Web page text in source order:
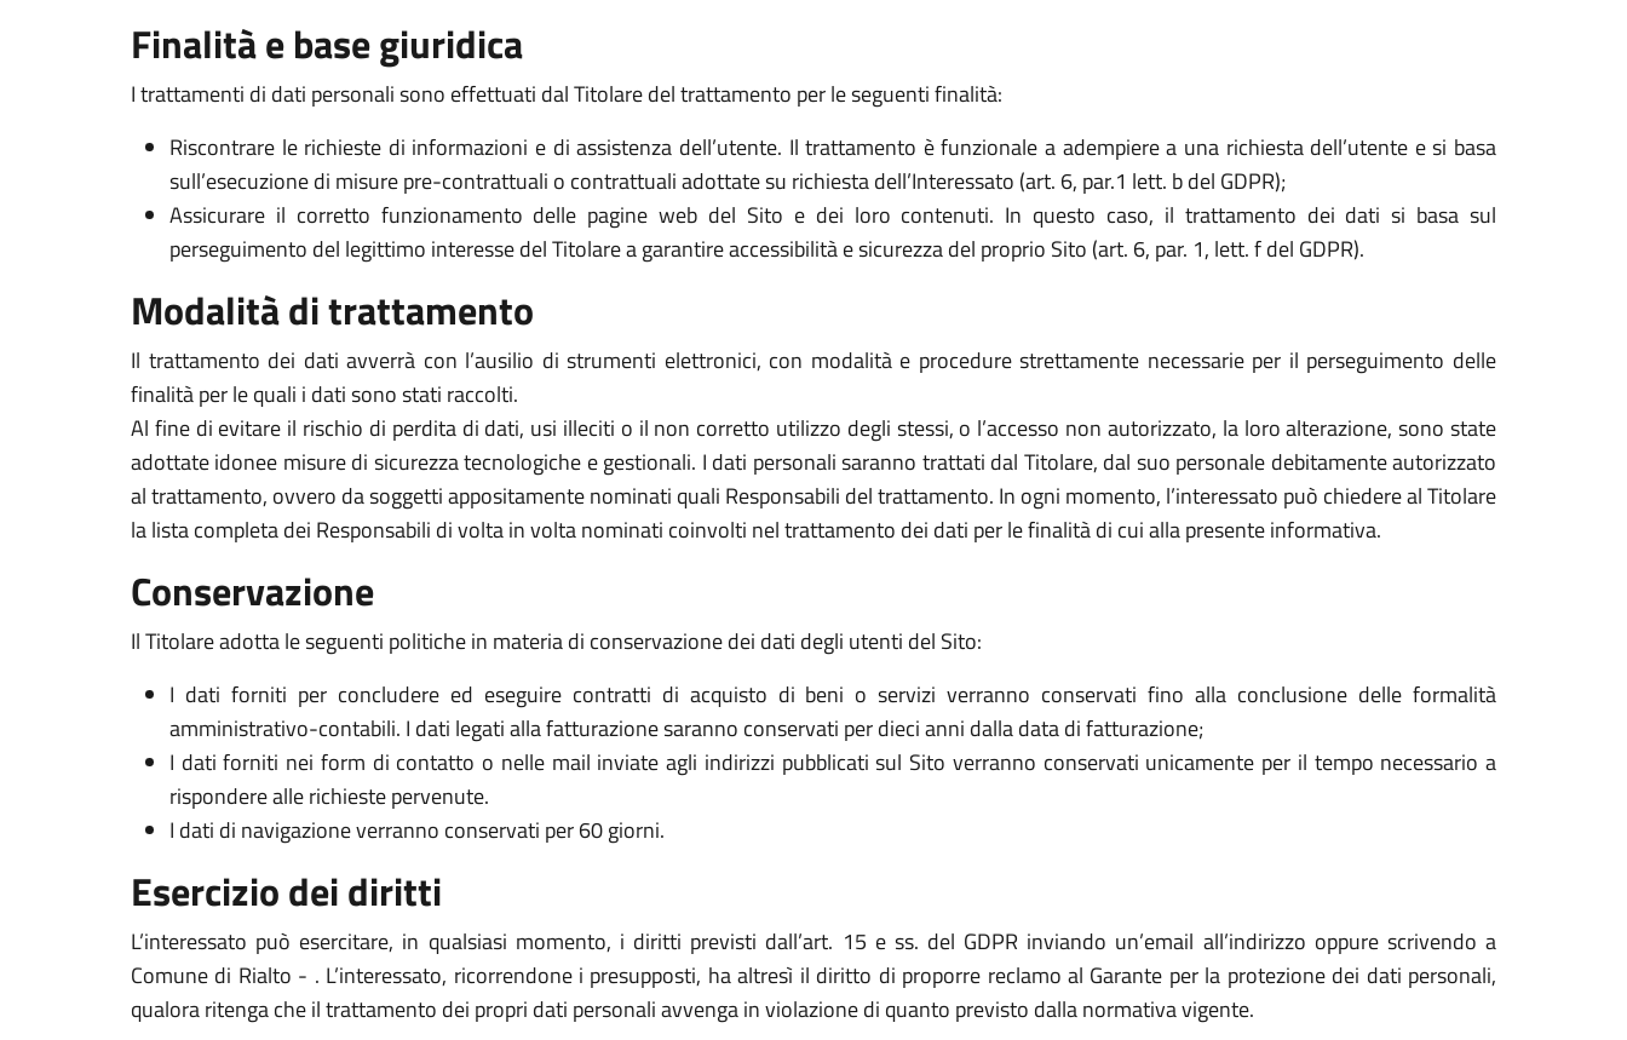
Finalità e base giuridica
I trattamenti di dati personali sono effettuati dal Titolare del trattamento per le seguenti finalità:
Riscontrare le richieste di informazioni e di assistenza dell’utente. Il trattamento è funzionale a adempiere a una richiesta dell’utente e si basa
sull’esecuzione di misure pre-contrattuali o contrattuali adottate su richiesta dell’Interessato (art. 6, par.1 lett. b del GDPR);
Assicurare il corretto funzionamento delle pagine web del Sito e dei loro contenuti. In questo caso, il trattamento dei dati si basa sul
perseguimento del legittimo interesse del Titolare a garantire accessibilità e sicurezza del proprio Sito (art. 6, par. 1, lett. f del GDPR).
Modalità di trattamento
Il trattamento dei dati avverrà con l’ausilio di strumenti elettronici, con modalità e procedure strettamente necessarie per il perseguimento delle
finalità per le quali i dati sono stati raccolti.
Al fine di evitare il rischio di perdita di dati, usi illeciti o il non corretto utilizzo degli stessi, o l’accesso non autorizzato, la loro alterazione, sono state
adottate idonee misure di sicurezza tecnologiche e gestionali. I dati personali saranno trattati dal Titolare, dal suo personale debitamente autorizzato
al trattamento, ovvero da soggetti appositamente nominati quali Responsabili del trattamento. In ogni momento, l’interessato può chiedere al Titolare
la lista completa dei Responsabili di volta in volta nominati coinvolti nel trattamento dei dati per le finalità di cui alla presente informativa.
Conservazione
Il Titolare adotta le seguenti politiche in materia di conservazione dei dati degli utenti del Sito:
I dati forniti per concludere ed eseguire contratti di acquisto di beni o servizi verranno conservati fino alla conclusione delle formalità
amministrativo-contabili. I dati legati alla fatturazione saranno conservati per dieci anni dalla data di fatturazione;
I dati forniti nei form di contatto o nelle mail inviate agli indirizzi pubblicati sul Sito verranno conservati unicamente per il tempo necessario a
rispondere alle richieste pervenute.
I dati di navigazione verranno conservati per 60 giorni.
Esercizio dei diritti
L’interessato può esercitare, in qualsiasi momento, i diritti previsti dall’art. 15 e ss. del GDPR inviando un’email all’indirizzo oppure scrivendo a
Comune di Rialto - . L’interessato, ricorrendone i presupposti, ha altresì il diritto di proporre reclamo al Garante per la protezione dei dati personali,
qualora ritenga che il trattamento dei propri dati personali avvenga in violazione di quanto previsto dalla normativa vigente.